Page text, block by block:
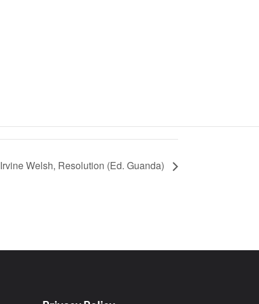
Irvine Welsh, Resolution (Ed. Guanda)